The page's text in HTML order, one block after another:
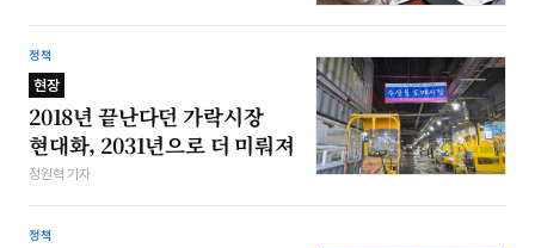
정책
현장
2018년 끝난다던 가락시장
현대화, 2031년으로 더 미뤄져
정원혁 기자
정책